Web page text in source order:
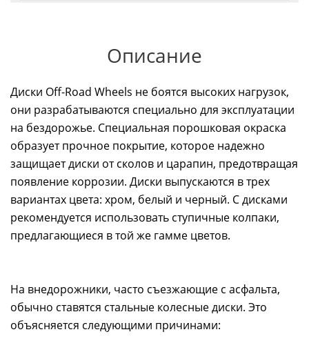
Описание
Диски Off-Road Wheels не боятся высоких нагрузок,
они разрабатываются специально для эксплуатации
на бездорожье. Специальная порошковая окраска
образует прочное покрытие, которое надежно
защищает диски от сколов и царапин, предотвращая
появление коррозии. Диски выпускаются в трех
вариантах цвета: хром, белый и черный. С дисками
рекомендуется использовать ступичные колпаки,
предлагающиеся в той же гамме цветов.
На внедорожники, часто съезжающие с асфальта,
обычно ставятся стальные колесные диски. Это
объясняется следующими причинами: